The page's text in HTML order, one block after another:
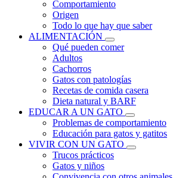
Comportamiento
Origen
Todo lo que hay que saber
ALIMENTACIÓN
Qué pueden comer
Adultos
Cachorros
Gatos con patologías
Recetas de comida casera
Dieta natural y BARF
EDUCAR A UN GATO
Problemas de comportamiento
Educación para gatos y gatitos
VIVIR CON UN GATO
Trucos prácticos
Gatos y niños